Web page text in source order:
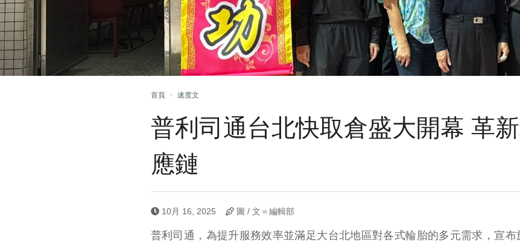
首頁 速度文
普利司通台北快取倉盛大開幕 革
應鏈
10月 16, 2025 圖 / 文＝編輯部
普利司通，為提升服務效率並滿足大台北地區對各式輪胎的多元需求，宣